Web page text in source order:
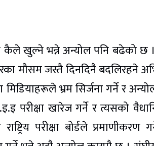
खुल्ने भन्ने अन्योल पनि बढेको छ
मौसम जस्तै दिनदिनै बदलिरहने
भ्रम सिर्जना गर्ने र
खारेज गर्ने र त्यसको
परीक्षा बोर्डले प्रमाणीकरण